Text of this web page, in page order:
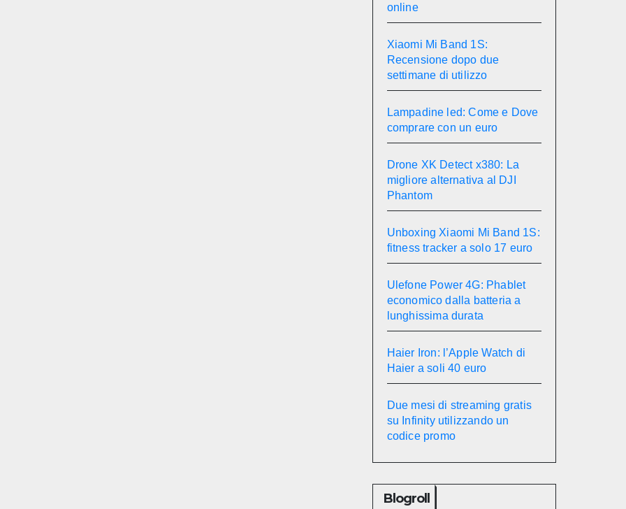
online
Xiaomi Mi Band 1S:
Recensione dopo due
settimane di utilizzo
Lampadine led: Come e Dove
comprare con un euro
Drone XK Detect x380: La
migliore alternativa al DJI
Phantom
Unboxing Xiaomi Mi Band 1S:
fitness tracker a solo 17 euro
Ulefone Power 4G: Phablet
economico dalla batteria a
lunghissima durata
Haier Iron: l’Apple Watch di
Haier a soli 40 euro
Due mesi di streaming gratis
su Infinity utilizzando un
codice promo
Blogroll